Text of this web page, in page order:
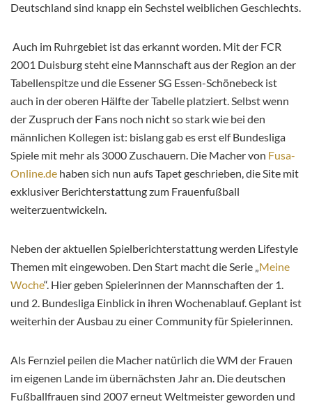
Deutschland sind knapp ein Sechstel weiblichen Geschlechts.
Auch im Ruhrgebiet ist das erkannt worden. Mit der FCR
2001 Duisburg steht eine Mannschaft aus der Region an der
Tabellenspitze und die Essener SG Essen-Schönebeck ist
auch in der oberen Hälfte der Tabelle platziert. Selbst wenn
der Zuspruch der Fans noch nicht so stark wie bei den
männlichen Kollegen ist: bislang gab es erst elf Bundesliga
Spiele mit mehr als 3000 Zuschauern. Die Macher von Fusa-
Online.de haben sich nun aufs Tapet geschrieben, die Site mit
exklusiver Berichterstattung zum Frauenfußball
weiterzuentwickeln.
Neben der aktuellen Spielberichterstattung werden Lifestyle
Themen mit eingewoben. Den Start macht die Serie „Meine
Woche“. Hier geben Spielerinnen der Mannschaften der 1.
und 2. Bundesliga Einblick in ihren Wochenablauf. Geplant ist
weiterhin der Ausbau zu einer Community für Spielerinnen.
Als Fernziel peilen die Macher natürlich die WM der Frauen
im eigenen Lande im übernächsten Jahr an. Die deutschen
Fußballfrauen sind 2007 erneut Weltmeister geworden und